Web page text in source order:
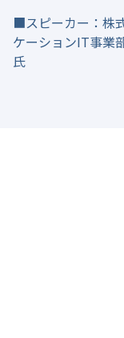
■スピーカー：株
ケーションIT事
氏